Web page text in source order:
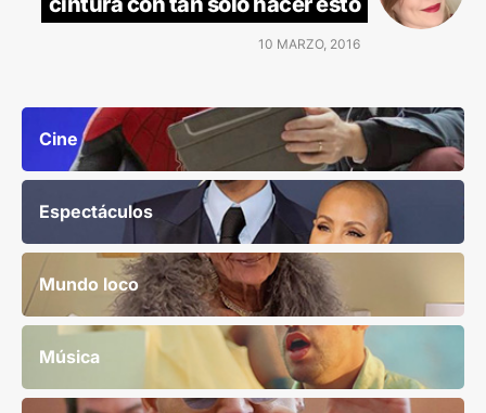
10 MARZO, 2016
Cine
Espectáculos
Mundo loco
Música